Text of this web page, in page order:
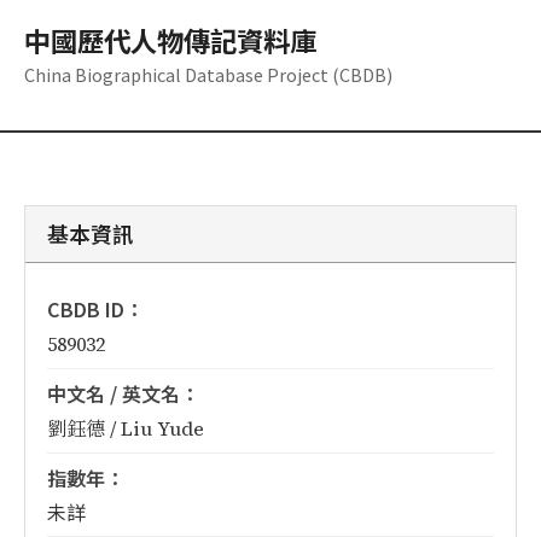
中國歷代人物傳記資料庫
China Biographical Database Project (CBDB)
基本資訊
CBDB ID：
589032
中文名 / 英文名：
劉鈺德 / Liu Yude
指數年：
未詳